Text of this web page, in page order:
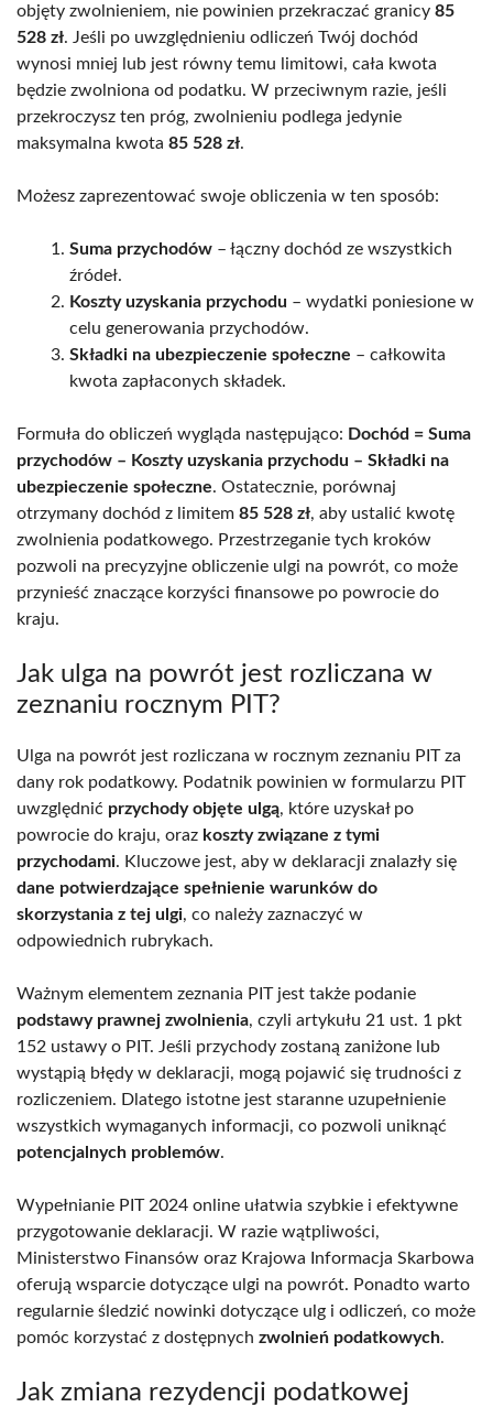
objęty zwolnieniem, nie powinien przekraczać granicy 85
528 zł. Jeśli po uwzględnieniu odliczeń Twój dochód
wynosi mniej lub jest równy temu limitowi, cała kwota
będzie zwolniona od podatku. W przeciwnym razie, jeśli
przekroczysz ten próg, zwolnieniu podlega jedynie
maksymalna kwota 85 528 zł.
Możesz zaprezentować swoje obliczenia w ten sposób:
Suma przychodów – łączny dochód ze wszystkich
źródeł.
Koszty uzyskania przychodu – wydatki poniesione w
celu generowania przychodów.
Składki na ubezpieczenie społeczne – całkowita
kwota zapłaconych składek.
Formuła do obliczeń wygląda następująco: Dochód = Suma
przychodów – Koszty uzyskania przychodu – Składki na
ubezpieczenie społeczne. Ostatecznie, porównaj
otrzymany dochód z limitem 85 528 zł, aby ustalić kwotę
zwolnienia podatkowego. Przestrzeganie tych kroków
pozwoli na precyzyjne obliczenie ulgi na powrót, co może
przynieść znaczące korzyści finansowe po powrocie do
kraju.
Jak ulga na powrót jest rozliczana w
zeznaniu rocznym PIT?
Ulga na powrót jest rozliczana w rocznym zeznaniu PIT za
dany rok podatkowy. Podatnik powinien w formularzu PIT
uwzględnić przychody objęte ulgą, które uzyskał po
powrocie do kraju, oraz koszty związane z tymi
przychodami. Kluczowe jest, aby w deklaracji znalazły się
dane potwierdzające spełnienie warunków do
skorzystania z tej ulgi, co należy zaznaczyć w
odpowiednich rubrykach.
Ważnym elementem zeznania PIT jest także podanie
podstawy prawnej zwolnienia, czyli artykułu 21 ust. 1 pkt
152 ustawy o PIT. Jeśli przychody zostaną zaniżone lub
wystąpią błędy w deklaracji, mogą pojawić się trudności z
rozliczeniem. Dlatego istotne jest staranne uzupełnienie
wszystkich wymaganych informacji, co pozwoli uniknąć
potencjalnych problemów.
Wypełnianie PIT 2024 online ułatwia szybkie i efektywne
przygotowanie deklaracji. W razie wątpliwości,
Ministerstwo Finansów oraz Krajowa Informacja Skarbowa
oferują wsparcie dotyczące ulgi na powrót. Ponadto warto
regularnie śledzić nowinki dotyczące ulg i odliczeń, co może
pomóc korzystać z dostępnych zwolnień podatkowych.
Jak zmiana rezydencji podatkowej